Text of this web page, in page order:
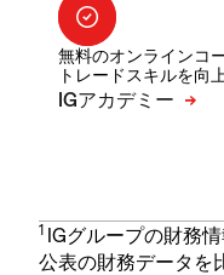
無料のオンラインコ
トレードスキルを向
1 IGグループの財務
公表の財務データを